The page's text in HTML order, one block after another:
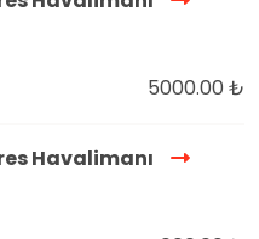
5000.00 ₺
Havalimanı